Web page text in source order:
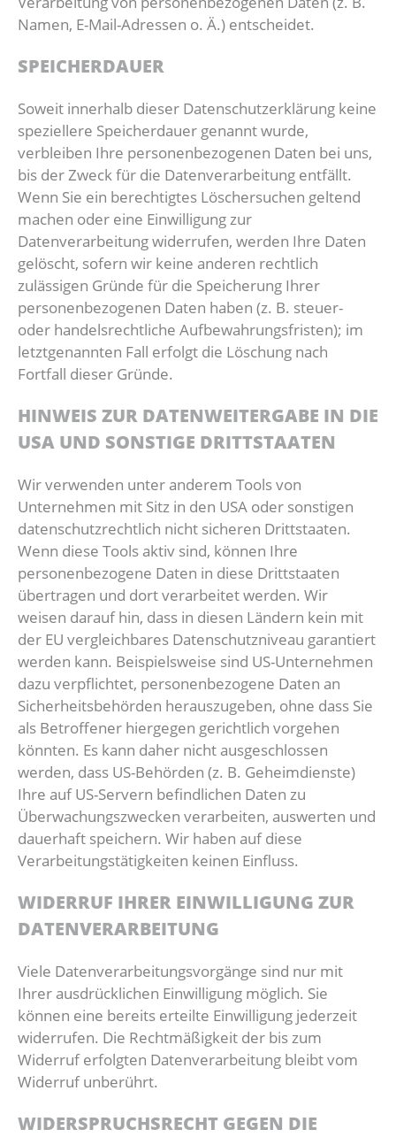
Namen, E-Mail-Adressen o. Ä.) entscheidet.
SPEICHERDAUER
Soweit innerhalb dieser Datenschutzerklärung keine
speziellere Speicherdauer genannt wurde,
verbleiben Ihre personenbezogenen Daten bei uns,
bis der Zweck für die Datenverarbeitung entfällt.
Wenn Sie ein berechtigtes Löschersuchen geltend
machen oder eine Einwilligung zur
Datenverarbeitung widerrufen, werden Ihre Daten
gelöscht, sofern wir keine anderen rechtlich
zulässigen Gründe für die Speicherung Ihrer
personenbezogenen Daten haben (z. B. steuer-
oder handelsrechtliche Aufbewahrungsfristen); im
letztgenannten Fall erfolgt die Löschung nach
Fortfall dieser Gründe.
HINWEIS ZUR DATENWEITERGABE IN DIE
USA UND SONSTIGE DRITTSTAATEN
Wir verwenden unter anderem Tools von
Unternehmen mit Sitz in den USA oder sonstigen
datenschutzrechtlich nicht sicheren Drittstaaten.
Wenn diese Tools aktiv sind, können Ihre
personenbezogene Daten in diese Drittstaaten
übertragen und dort verarbeitet werden. Wir
weisen darauf hin, dass in diesen Ländern kein mit
der EU vergleichbares Datenschutzniveau garantiert
werden kann. Beispielsweise sind US-Unternehmen
dazu verpflichtet, personenbezogene Daten an
Sicherheitsbehörden herauszugeben, ohne dass Sie
als Betroffener hiergegen gerichtlich vorgehen
könnten. Es kann daher nicht ausgeschlossen
werden, dass US-Behörden (z. B. Geheimdienste)
Ihre auf US-Servern befindlichen Daten zu
Überwachungszwecken verarbeiten, auswerten und
dauerhaft speichern. Wir haben auf diese
Verarbeitungstätigkeiten keinen Einfluss.
WIDERRUF IHRER EINWILLIGUNG ZUR
DATENVERARBEITUNG
Viele Datenverarbeitungsvorgänge sind nur mit
Ihrer ausdrücklichen Einwilligung möglich. Sie
können eine bereits erteilte Einwilligung jederzeit
widerrufen. Die Rechtmäßigkeit der bis zum
Widerruf erfolgten Datenverarbeitung bleibt vom
Widerruf unberührt.
WIDERSPRUCHSRECHT GEGEN DIE